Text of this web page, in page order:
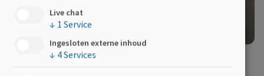
Live chat
↓ 1 Service
Ingesloten externe inhoud
↓ 4Services